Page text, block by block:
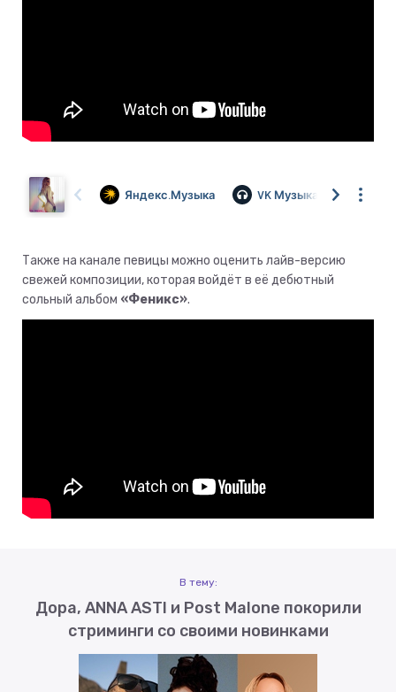
Также на канале певицы можно оценить лайв-версию
свежей композиции, которая войдёт в её дебютный
сольный альбом «Феникс».
В тему:
Дора, ANNA ASTI и Post Malone покорили
стриминги со своими новинками